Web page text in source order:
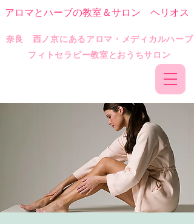
​奈良 西ノ京にあるアロマ・メディカルハーブ
フィトセラピー教室とおうちサロン
アロマとハーブの教室＆サロン ヘリオス